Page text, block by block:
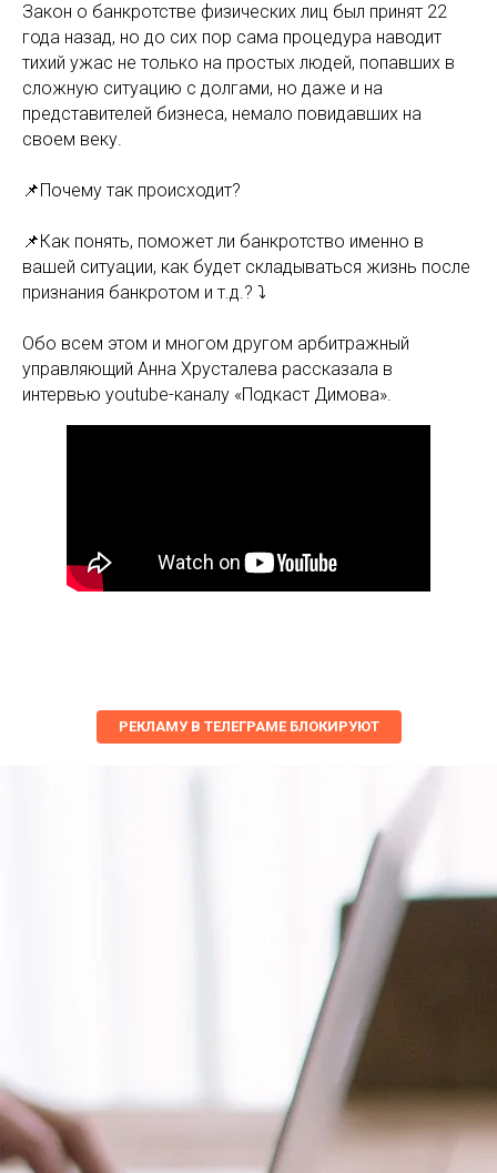
Закон о банкротстве физических лиц был принят 22
года назад, но до сих пор сама процедура наводит
тихий ужас не только на простых людей, попавших в
сложную ситуацию с долгами, но даже и на
представителей бизнеса, немало повидавших на
своем веку.
📌Почему так происходит?
📌Как понять, поможет ли банкротство именно в
вашей ситуации, как будет складываться жизнь после
признания банкротом и т.д.? ⤵️
Обо всем этом и многом другом арбитражный
управляющий Анна Хрусталева рассказала в
интервью youtube-каналу «Подкаст Димова».
РЕКЛАМУ В ТЕЛЕГРАМЕ БЛОКИРУЮТ